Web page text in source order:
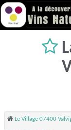
Le Village 07400